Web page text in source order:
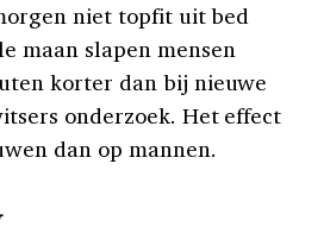
niet topfit uit bed
maan slapen mensen
korter dan bij nieuwe
onderzoek. Het effect
dan op mannen.